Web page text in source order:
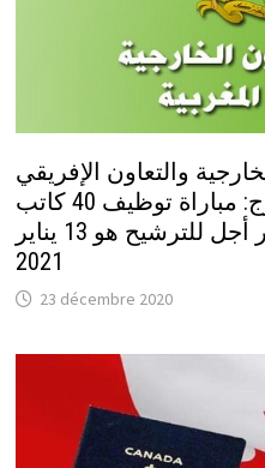
والتعاون الإفريقي
والمغاربة المقيمين بالخارج: مباراة توظيف 40 كاتب
الشؤون الخارجية. آخر أجل للترشيح هو 13 يناير
2021
23 décembre 2020